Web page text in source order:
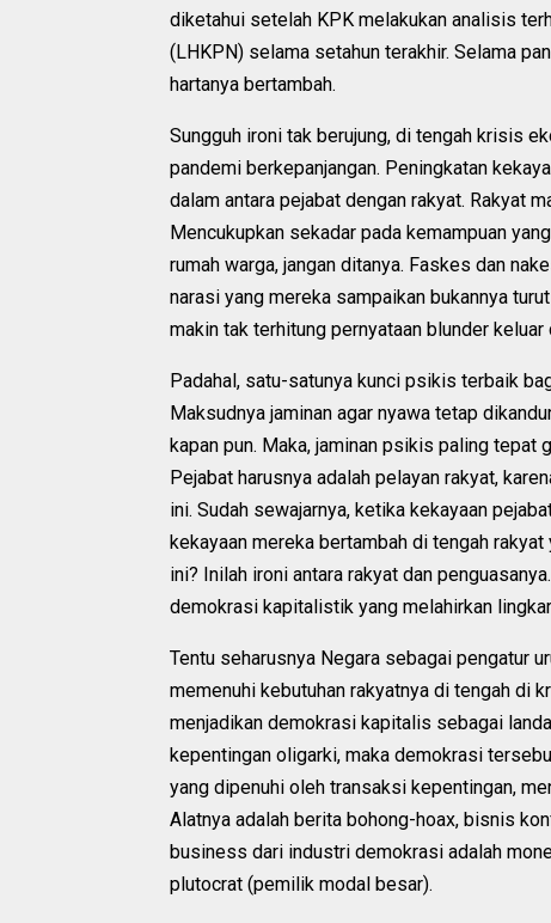
diketahui setelah KPK melakukan analisis
(LHKPN) selama setahun terakhir. Selama
hartanya bertambah.
Sungguh ironi tak berujung, di tengah krisis
pandemi berkepanjangan. Peningkatan
dalam antara pejabat dengan rakyat. Rakyat
Mencukupkan sekadar pada kemampuan
rumah warga, jangan ditanya. Faskes dan
narasi yang mereka sampaikan bukannya
makin tak terhitung pernyataan blunder
Padahal, satu-satunya kunci psikis terbaik
Maksudnya jaminan agar nyawa tetap
kapan pun. Maka, jaminan psikis paling tepat
Pejabat harusnya adalah pelayan rakyat,
ini. Sudah sewajarnya, ketika kekayaan
kekayaan mereka bertambah di tengah
ini? Inilah ironi antara rakyat dan
demokrasi kapitalistik yang melahirkan
Tentu seharusnya Negara sebagai pengatur
memenuhi kebutuhan rakyatnya di tengah di
menjadikan demokrasi kapitalis sebagai
kepentingan oligarki, maka demokrasi
yang dipenuhi oleh transaksi kepentingan,
Alatnya adalah berita bohong-hoax, bisnis
business dari industri demokrasi adalah
plutocrat (pemilik modal besar).